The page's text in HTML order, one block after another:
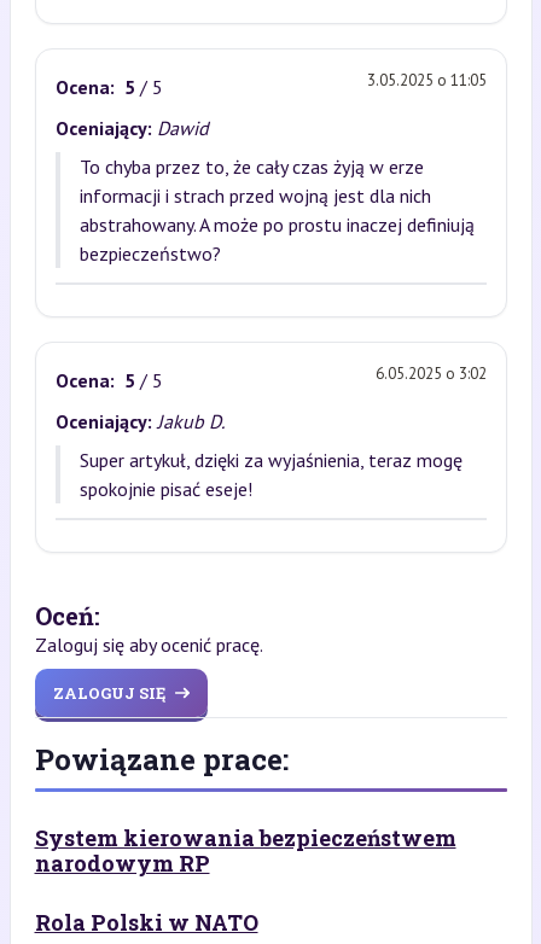
Ocena: 5 / 5 3.05.2025 o 11:05
Oceniający: Dawid
To chyba przez to, że cały czas żyją w erze
informacji i strach przed wojną jest dla nich
abstrahowany. A może po prostu inaczej definiują
bezpieczeństwo?
Ocena: 5 / 5 6.05.2025 o 3:02
Oceniający: Jakub D.
Super artykuł, dzięki za wyjaśnienia, teraz mogę
spokojnie pisać eseje!
Oceń:
Zaloguj się aby ocenić pracę.
ZALOGUJ SIĘ
Powiązane prace:
System kierowania bezpieczeństwem
narodowym RP
Rola Polski w NATO